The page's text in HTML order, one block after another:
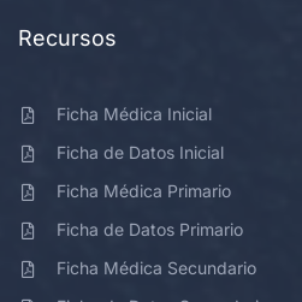
Recursos
Ficha Médica Inicial
Ficha de Datos Inicial
Ficha Médica Primario
Ficha de Datos Primario
Ficha Médica Secundario